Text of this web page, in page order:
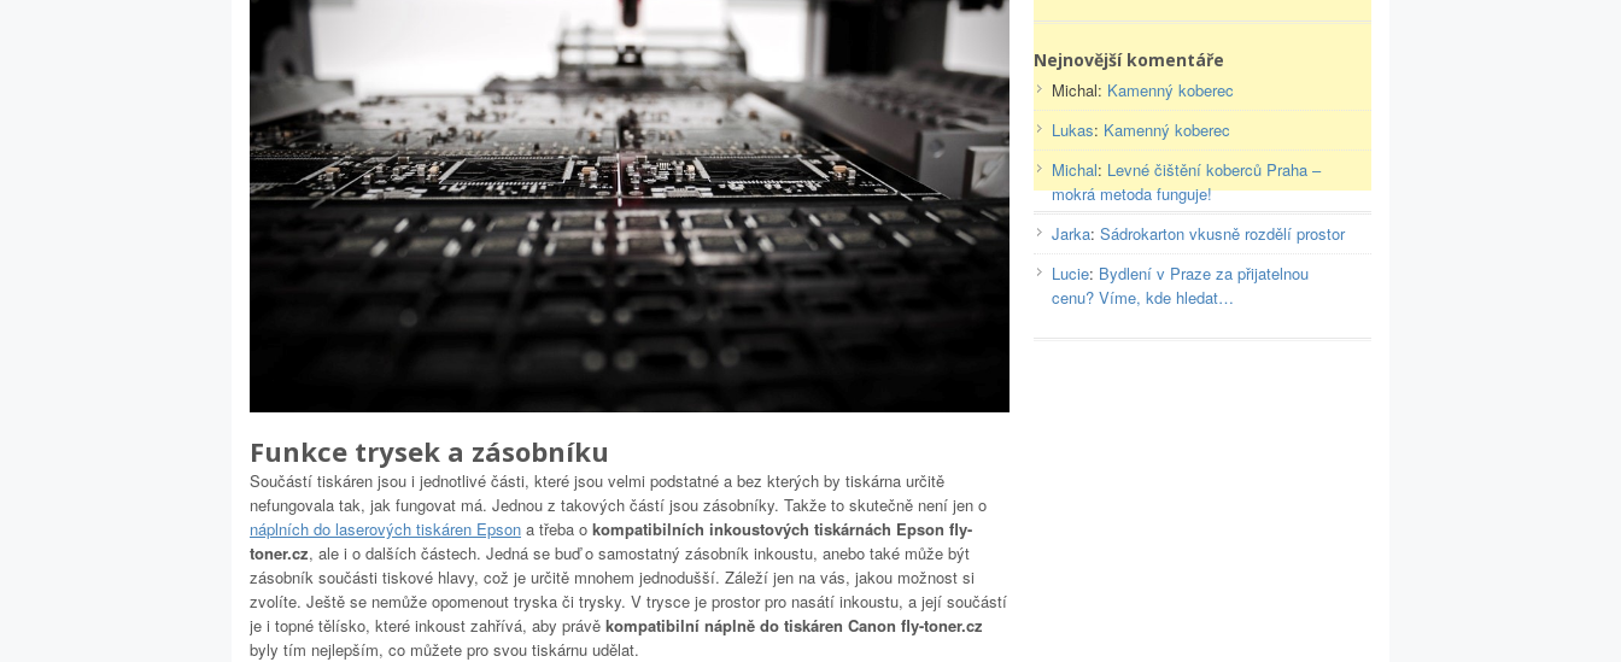
Funkce trysek a zásobníku
Součástí tiskáren jsou i jednotlivé části, které jsou velmi podstatné a bez kterých by tiskárna určitě
nefungovala tak, jak fungovat má. Jednou z takových částí jsou zásobníky. Takže to skutečně není jen o
náplních do laserových tiskáren Epson a třeba o kompatibilních inkoustových tiskárnách Epson fly-
toner.cz, ale i o dalších částech. Jedná se buď o samostatný zásobník inkoustu, anebo také může být
zásobník součásti tiskové hlavy, což je určitě mnohem jednodušší. Záleží jen na vás, jakou možnost si
zvolíte. Ještě se nemůže opomenout tryska či trysky. V trysce je prostor pro nasátí inkoustu, a její součástí
je i topné tělísko, které inkoust zahřívá, aby právě kompatibilní náplně do tiskáren Canon fly-toner.cz
byly tím nejlepším, co můžete pro svou tiskárnu udělat.
Nejnovější komentáře
Michal: Kamenný koberec
Lukas: Kamenný koberec
Michal: Levné čištění koberců Praha –
mokrá metoda funguje!
Jarka: Sádrokarton vkusně rozdělí prostor
Lucie: Bydlení v Praze za přijatelnou
cenu? Víme, kde hledat…